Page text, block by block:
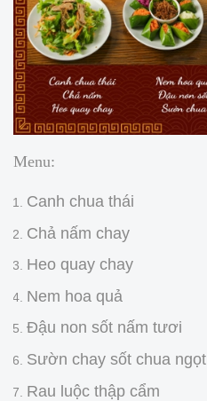
Menu:
Canh chua thái
Chả nấm chay
Heo quay chay
Nem hoa quả
Đậu non sốt nấm tươi
Sườn chay sốt chua ngọt
Rau luộc thập cẩm